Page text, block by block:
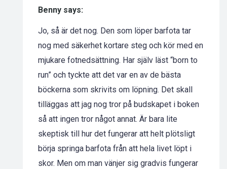
Benny says:
Jo, så är det nog. Den som löper barfota tar
nog med säkerhet kortare steg och kör med en
mjukare fotnedsättning. Har själv läst “born to
run” och tyckte att det var en av de bästa
böckerna som skrivits om löpning. Det skall
tilläggas att jag nog tror på budskapet i boken
så att ingen tror något annat. Är bara lite
skeptisk till hur det fungerar att helt plötsligt
börja springa barfota från att hela livet löpt i
skor. Men om man vänjer sig gradvis fungerar